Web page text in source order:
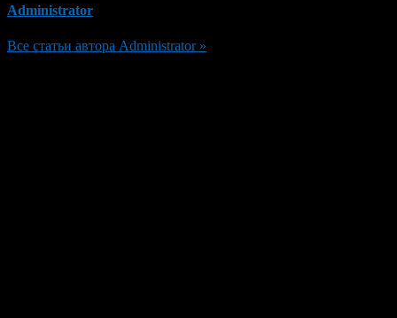
Administrator
Все статьи автора Administrator »